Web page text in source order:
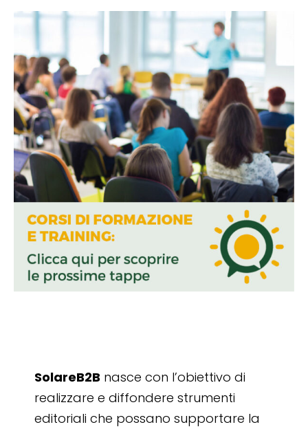
SolareB2B nasce con l’obiettivo di
realizzare e diffondere strumenti
editoriali che possano supportare la